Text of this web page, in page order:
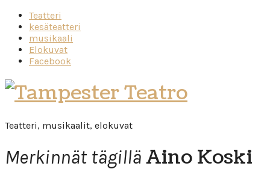
Teatteri
kesäteatteri
musikaali
Elokuvat
Facebook
Tampester
Teatro
Teatteri, musikaalit, elokuvat
Merkinnät tägillä Aino Koski